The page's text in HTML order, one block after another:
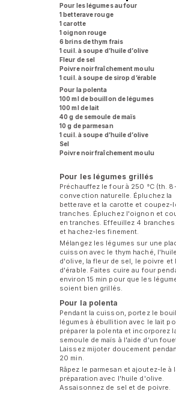
Pour les légumes au four
1 betterave rouge
1 carotte
1 oignon rouge
6 brins de thym frais
1 cuil. à soupe d’huile d’olive
Fleur de sel
Poivre noir fraîchement moulu
1 cuil. à soupe de sirop d’érable
Pour la polenta
100 ml de bouillon de légumes
100 ml de lait
40 g de semoule de maïs
10 g de parmesan
1 cuil. à soupe d’huile d’olive
Sel
Poivre noir fraîchement moulu
Pour les légumes grillés
Préchauffez le four à 250 °C (th.
convection naturelle. Épluchez la
betterave et la carotte et coupez-
tranches. Épluchez l'oignon et
en tranches. Effeuillez 4 branches
et hachez-les finement.
Mélangez les légumes sur une
cuisson avec le thym haché, l'huile
d'olive, la fleur de sel, le poivre et
d'érable. Faites cuire au four
environ 15 min pour que les
soient bien grillés.
Pour la polenta
Pendant la cuisson, portez le
légumes à ébullition avec le lait
préparer la polenta et incorporez
semoule de maïs à l'aide d'un
Laissez mijoter doucement
20 min.
Râpez le parmesan et ajoutez-le à
préparation avec l'huile d'olive.
Assaisonnez de sel et de poivre.